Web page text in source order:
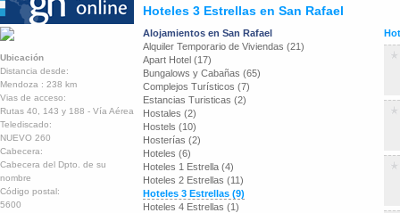
Hoteles 3 Estrellas en San Rafael
Ubicación
Distancia desde:
Mendoza : 238 km
Vias de acceso:
Rutas 40, 143 y 188 - Vía Aérea
Telediscado:
NUEVO 260
Cabecera:
Cabecera del Dpto. de su
nombre
Código postal:
5600
Alojamientos en San Rafael
Alquiler Temporario de Viviendas (21)
Apart Hotel (17)
Bungalows y Cabañas (65)
Complejos Turísticos (7)
Estancias Turisticas (2)
Hostales (2)
Hostels (10)
Hosterías (2)
Hoteles (6)
Hoteles 1 Estrella (4)
Hoteles 2 Estrellas (11)
Hoteles 3 Estrellas (9)
Hoteles 4 Estrellas (1)